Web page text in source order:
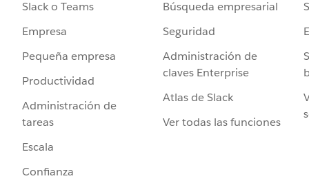
Slack o Teams
Empresa
Pequeña empresa
Productividad
Administración de
tareas
Escala
Confianza
Búsqueda empresarial
Seguridad
Administración de
claves Enterprise
Atlas de Slack
Ver todas las funciones